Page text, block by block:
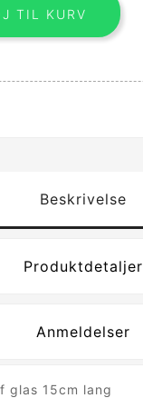
TIL KURV
Beskrivelse
Produktdetaljer
Anmeldelser
glas 15cm lang